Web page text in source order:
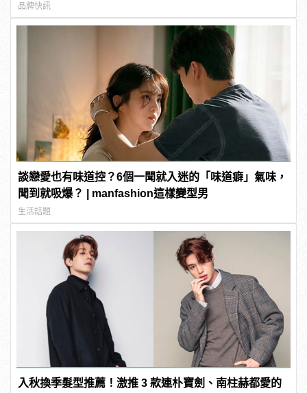
品牌快訊
談戀愛也有味道控？6個一聞就入迷的「味道癖」氣味，
聞到就吸爆？ | manfashion這樣變型男
生活話題
入秋換季髮型推薦！激推 3 款連朴寶劍、南柱赫都愛的